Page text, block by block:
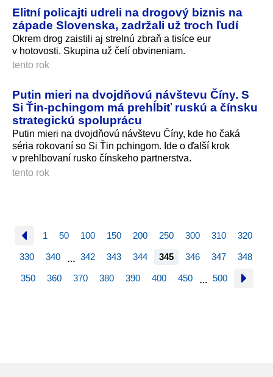
Elitní policajti udreli na drogový biznis na
západe Slovenska, zadržali už troch ľudí
Okrem drog zaistili aj strelnú zbraň a tisíce eur
v hotovosti. Skupina už čelí obvineniam.
tento rok
Putin mieri na dvojdňovú návštevu Číny. S
Si Ťin-pchingom má prehĺbiť ruskú a čínsku
strategickú spoluprácu
Putin mieri na dvojdňovú návštevu Číny, kde ho čaká
séria rokovaní so Si Ťin pchingom. Ide o ďalší krok
v prehlbovaní rusko čínskeho partnerstva.
tento rok
1 50 100 150 200 250 300 310 320
330 340 … 342 343 344 345 346 347 348
350 360 370 380 390 400 450 … 500